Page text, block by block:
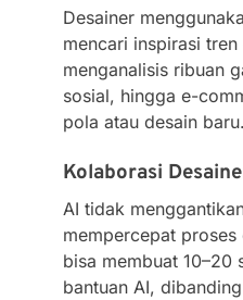
Desainer
mencari inspirasi
menganalisis ribuan
sosial, hingga e-
pola atau desain baru.
Kolaborasi
AI tidak
mempercepat
bisa membuat 10–20
bantuan AI,